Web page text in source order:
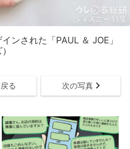
ンされた「PAUL ＆ JOE」
る 次の写真